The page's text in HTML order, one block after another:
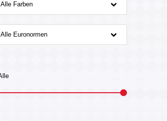
Alle Farben
Alle Euronormen